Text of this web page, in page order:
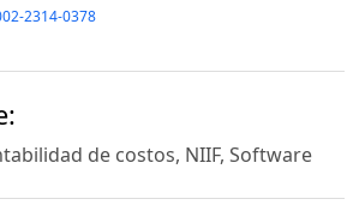
2314-0378
de costos, NIIF, Software